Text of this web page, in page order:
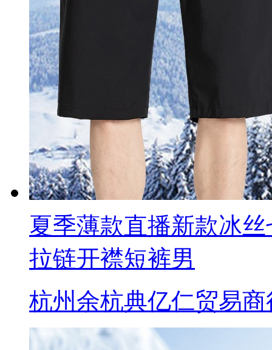
夏季薄款直播新款冰
拉链开襟短裤男
杭州余杭典亿仁贸易